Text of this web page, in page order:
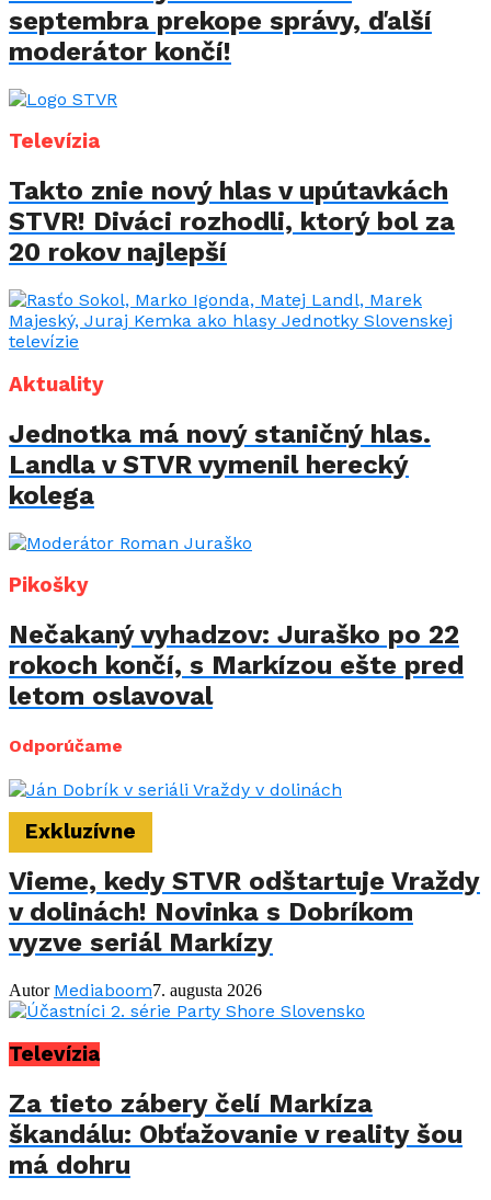
septembra prekope správy, ďalší
moderátor končí!
Televízia
Takto znie nový hlas v upútavkách
STVR! Diváci rozhodli, ktorý bol za
20 rokov najlepší
Aktuality
Jednotka má nový staničný hlas.
Landla v STVR vymenil herecký
kolega
Pikošky
Nečakaný vyhadzov: Juraško po 22
rokoch končí, s Markízou ešte pred
letom oslavoval
Odporúčame
Exkluzívne
Vieme, kedy STVR odštartuje Vraždy
v dolinách! Novinka s Dobríkom
vyzve seriál Markízy
Autor Mediaboom7. augusta 2026
Televízia
Za tieto zábery čelí Markíza
škandálu: Obťažovanie v reality šou
má dohru